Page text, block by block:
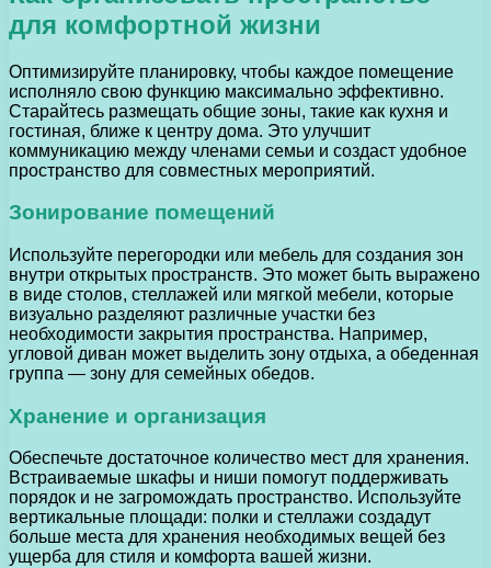
для комфортной жизни
Оптимизируйте планировку, чтобы каждое помещение
исполняло свою функцию максимально эффективно.
Старайтесь размещать общие зоны, такие как кухня и
гостиная, ближе к центру дома. Это улучшит
коммуникацию между членами семьи и создаст удобное
пространство для совместных мероприятий.
Зонирование помещений
Используйте перегородки или мебель для создания зон
внутри открытых пространств. Это может быть выражено
в виде столов, стеллажей или мягкой мебели, которые
визуально разделяют различные участки без
необходимости закрытия пространства. Например,
угловой диван может выделить зону отдыха, а обеденная
группа — зону для семейных обедов.
Хранение и организация
Обеспечьте достаточное количество мест для хранения.
Встраиваемые шкафы и ниши помогут поддерживать
порядок и не загромождать пространство. Используйте
вертикальные площади: полки и стеллажи создадут
больше места для хранения необходимых вещей без
ущерба для стиля и комфорта вашей жизни.